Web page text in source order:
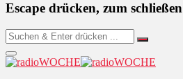
Escape drücken, zum schließen